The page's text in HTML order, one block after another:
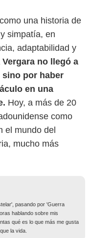
una historia de
simpatía, en
adaptabilidad y
Vergara no llegó a
sino por haber
en una
Hoy, a más de 20
como
el mundo del
mucho más
pasando por 'Guerra
hablando sobre mis
qué es lo que más me gusta
la vida.